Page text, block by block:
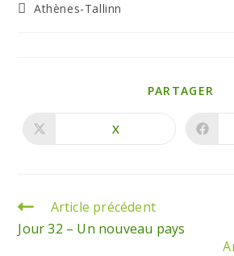
Athènes-Tallinn
PARTAGER
X
Article précédent
Jour 32 – Un nouveau pays